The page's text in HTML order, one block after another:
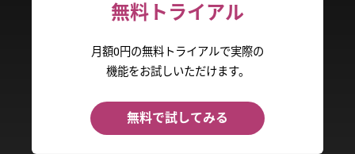
無料トライアル
月額0円の無料トライアルで実際の
機能をお試しいただけます。
無料で試してみる